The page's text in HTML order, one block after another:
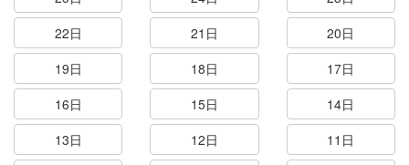
22日
21日
20日
19日
18日
17日
16日
15日
14日
13日
12日
11日